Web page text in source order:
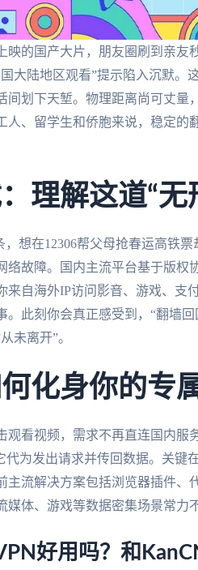
映的国产大片，朋友圈刷到亲友
大陆地区观看”提示陷入沉默。
间划下天堑。物理距离尚可丈量
人、留学生和侨胞来说，稳定的
理解这道“无
，想在12306帮父母抢春运高铁
络故障。国内主流平台基于版权
来自海外IP访问影音、游戏、支
。此刻你会真正感受到，“翻墙
未离开”。
化身你的专
观看视频，需求不再直连国内服
代为发出请求并传回数据。关键
主流解决方案包括浏览器插件、
体、游戏等数据密集场景常力
好用吗？和